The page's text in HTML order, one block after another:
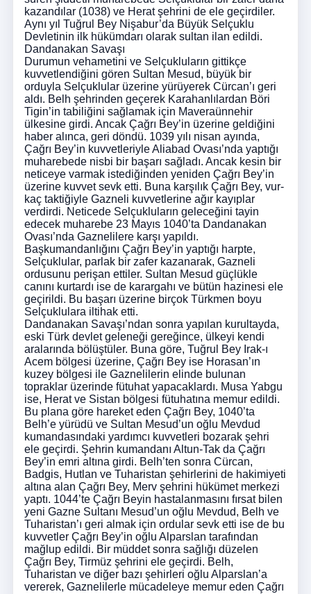
kazandılar (1038) ve Herat şehrini de ele geçirdiler.
Aynı yıl Tuğrul Bey Nişabur’da Büyük Selçuklu
Devletinin ilk hükümdarı olarak sultan ilan edildi.
Dandanakan Savaşı
Durumun vehametini ve Selçukluların gittikçe
kuvvetlendiğini gören Sultan Mesud, büyük bir
orduyla Selçuklular üzerine yürüyerek Cürcan’ı geri
aldı. Belh şehrinden geçerek Karahanlılardan Böri
Tigin’in tabiliğini sağlamak için Maveraünnehir
ülkesine girdi. Ancak Çağrı Bey’in üzerine geldiğini
haber alınca, geri döndü. 1039 yılı nisan ayında,
Çağrı Bey’in kuvvetleriyle Aliabad Ovası’nda yaptığı
muharebede nisbi bir başarı sağladı. Ancak kesin bir
neticeye varmak istediğinden yeniden Çağrı Bey’in
üzerine kuvvet sevk etti. Buna karşılık Çağrı Bey, vur-
kaç taktiğiyle Gazneli kuvvetlerine ağır kayıplar
verdirdi. Neticede Selçukluların geleceğini tayin
edecek muharebe 23 Mayıs 1040’ta Dandanakan
Ovası’nda Gaznelilere karşı yapıldı.
Başkumandanlığını Çağrı Bey’in yaptığı harpte,
Selçuklular, parlak bir zafer kazanarak, Gazneli
ordusunu perişan ettiler. Sultan Mesud güçlükle
canını kurtardı ise de karargahı ve bütün hazinesi ele
geçirildi. Bu başarı üzerine birçok Türkmen boyu
Selçuklulara iltihak etti.
Dandanakan Savaşı’ndan sonra yapılan kurultayda,
eski Türk devlet geleneği gereğince, ülkeyi kendi
aralarında bölüştüler. Buna göre, Tuğrul Bey Irak-ı
Acem bölgesi üzerine, Çağrı Bey ise Horasan’ın
kuzey bölgesi ile Gaznelilerin elinde bulunan
topraklar üzerinde fütuhat yapacaklardı. Musa Yabgu
ise, Herat ve Sistan bölgesi fütuhatına memur edildi.
Bu plana göre hareket eden Çağrı Bey, 1040’ta
Belh’e yürüdü ve Sultan Mesud’un oğlu Mevdud
kumandasındaki yardımcı kuvvetleri bozarak şehri
ele geçirdi. Şehrin kumandanı Altun-Tak da Çağrı
Bey’in emri altına girdi. Belh’ten sonra Cürcan,
Badgis, Hutlan ve Tuharistan şehirlerini de hakimiyeti
altına alan Çağrı Bey, Merv şehrini hükümet merkezi
yaptı. 1044’te Çağrı Beyin hastalanmasını fırsat bilen
yeni Gazne Sultanı Mesud’un oğlu Mevdud, Belh ve
Tuharistan’ı geri almak için ordular sevk etti ise de bu
kuvvetler Çağrı Bey’in oğlu Alparslan tarafından
mağlup edildi. Bir müddet sonra sağlığı düzelen
Çağrı Bey, Tirmüz şehrini ele geçirdi. Belh,
Tuharistan ve diğer bazı şehirleri oğlu Alparslan’a
vererek, Gaznelilerle mücadeleye memur eden Çağrı